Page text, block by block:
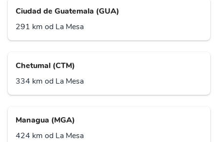
Ciudad de Guatemala (GUA)
291 km od La Mesa
Chetumal (CTM)
334 km od La Mesa
Managua (MGA)
424 km od La Mesa